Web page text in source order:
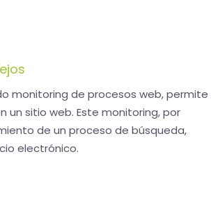
monitoring de procesos web, permite
un sitio web. Este monitoring, por
de un proceso de búsqueda,
electrónico.